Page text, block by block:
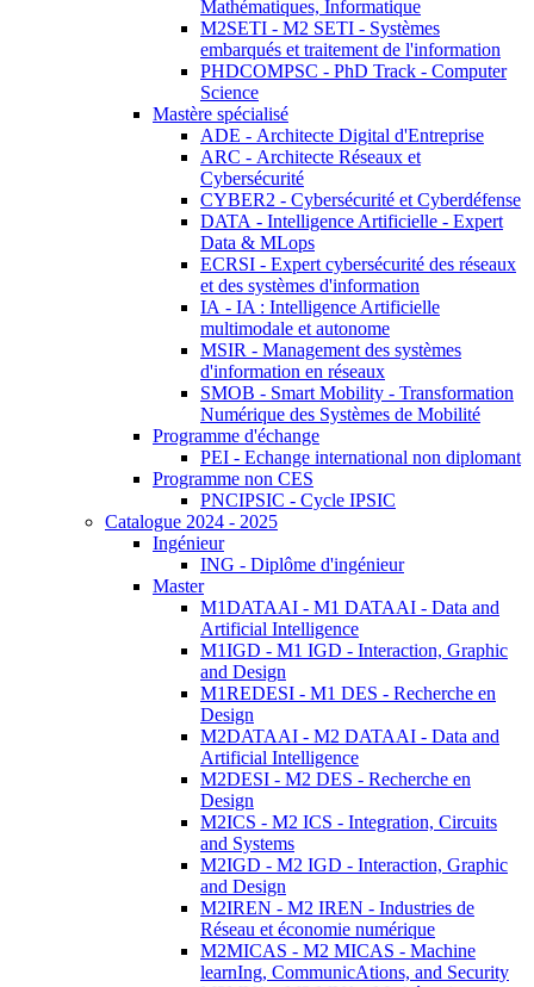
Mathématiques, Informatique
M2SETI - M2 SETI - Systèmes
embarqués et traitement de l'information
PHDCOMPSC - PhD Track - Computer
Science
Mastère spécialisé
ADE - Architecte Digital d'Entreprise
ARC - Architecte Réseaux et
Cybersécurité
CYBER2 - Cybersécurité et Cyberdéfense
DATA - Intelligence Artificielle - Expert
Data & MLops
ECRSI - Expert cybersécurité des réseaux
et des systèmes d'information
IA - IA : Intelligence Artificielle
multimodale et autonome
MSIR - Management des systèmes
d'information en réseaux
SMOB - Smart Mobility - Transformation
Numérique des Systèmes de Mobilité
Programme d'échange
PEI - Echange international non diplomant
Programme non CES
PNCIPSIC - Cycle IPSIC
Catalogue 2024 - 2025
Ingénieur
ING - Diplôme d'ingénieur
Master
M1DATAAI - M1 DATAAI - Data and
Artificial Intelligence
M1IGD - M1 IGD - Interaction, Graphic
and Design
M1REDESI - M1 DES - Recherche en
Design
M2DATAAI - M2 DATAAI - Data and
Artificial Intelligence
M2DESI - M2 DES - Recherche en
Design
M2ICS - M2 ICS - Integration, Circuits
and Systems
M2IGD - M2 IGD - Interaction, Graphic
and Design
M2IREN - M2 IREN - Industries de
Réseau et économie numérique
M2MICAS - M2 MICAS - Machine
learnIng, CommunicAtions, and Security